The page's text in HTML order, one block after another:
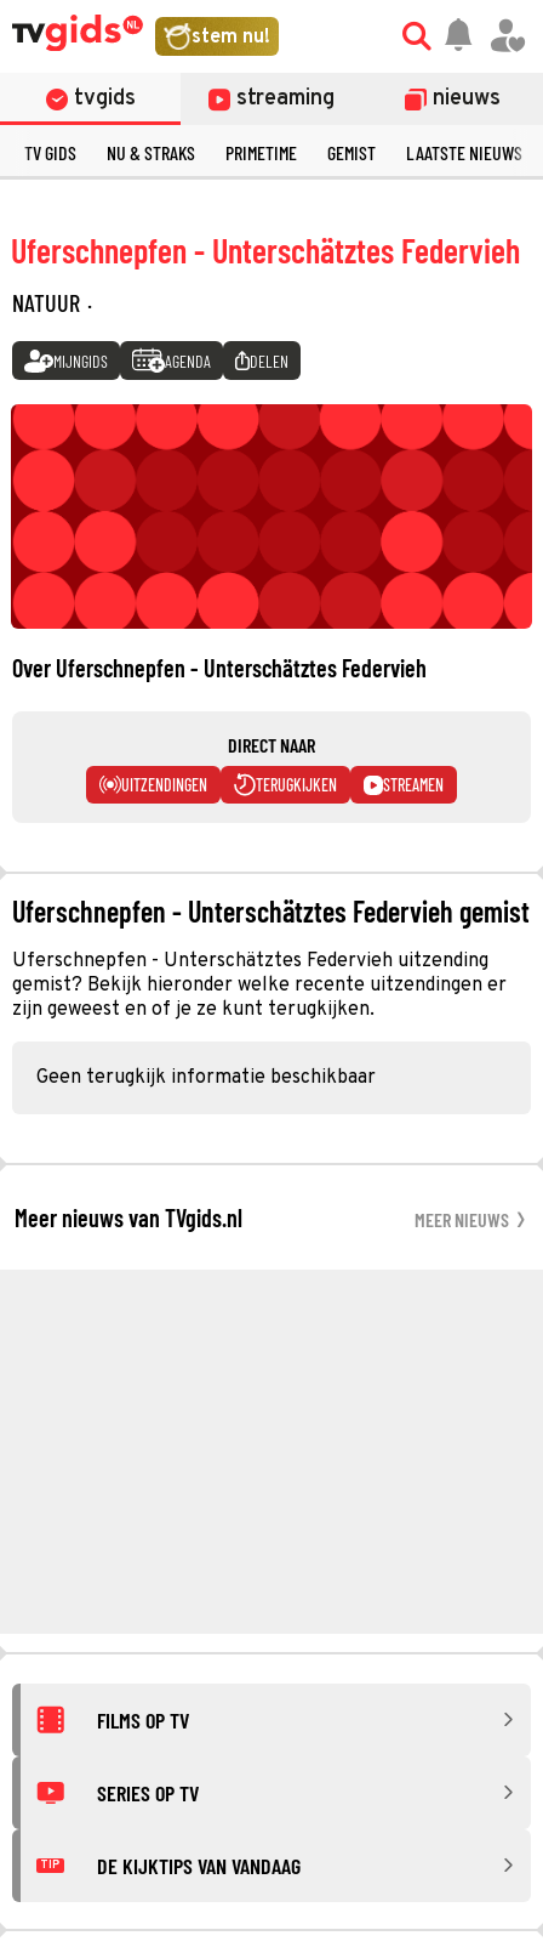
stem nu!
tvgids streaming nieuws
TV GIDS NU & STRAKS PRIMETIME GEMIST LAATSTE NIEUWS
Uferschnepfen - Unterschätztes Federvieh
NATUUR ·
MIJNGIDS AGENDA DELEN
Over Uferschnepfen - Unterschätztes Federvieh
DIRECT NAAR
UITZENDINGEN TERUGKIJKEN STREAMEN
Uferschnepfen - Unterschätztes Federvieh gemist
Uferschnepfen - Unterschätztes Federvieh uitzending
gemist? Bekijk hieronder welke recente uitzendingen er
zijn geweest en of je ze kunt terugkijken.
Geen terugkijk informatie beschikbaar
Meer nieuws van TVgids.nl MEER NIEUWS
FILMS OP TV
SERIES OP TV
TIP DE KIJKTIPS VAN VANDAAG